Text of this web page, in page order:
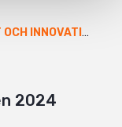
INNOVATION
2024